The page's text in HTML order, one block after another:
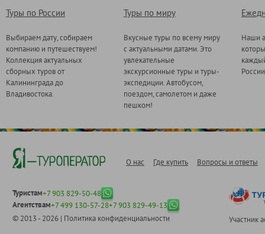
Туры по России
Выбираем дату, собираем
компанию и путешествуем!
Коллекция актуальных
сборных туров от
Калининграда до
Владивостока.
Туры по миру
Вкусные туры по всему миру
с актуальными датами. Это
увлекательные
экскурсионные туры и туры-
экспедиции. Автобусом,
поездом, самолетом и даже
пешком!
Наши
О нас Где купить Вопросы и ответы
Туристам+7 903 829-50-48
Агентствам+7 499 130-57-28+7 903 829-49-13
© 2013 - 2026 | Политика конфиденциальности Участник